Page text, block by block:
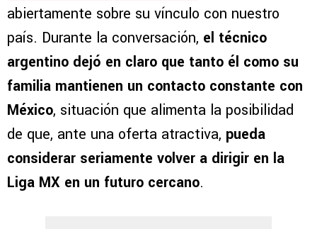
abiertamente sobre su vínculo con nuestro
país. Durante la conversación, el técnico
argentino dejó en claro que tanto él como su
familia mantienen un contacto constante con
México, situación que alimenta la posibilidad
de que, ante una oferta atractiva, pueda
considerar seriamente volver a dirigir en la
Liga MX en un futuro cercano.